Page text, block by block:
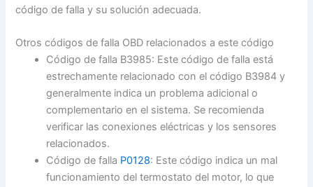
código de falla y su solución adecuada.
Otros códigos de falla OBD relacionados a este código
Código de falla B3985: Este código de falla está
estrechamente relacionado con el código B3984 y
generalmente indica un problema adicional o
complementario en el sistema. Se recomienda
verificar las conexiones eléctricas y los sensores
relacionados.
Código de falla P0128: Este código indica un mal
funcionamiento del termostato del motor, lo que